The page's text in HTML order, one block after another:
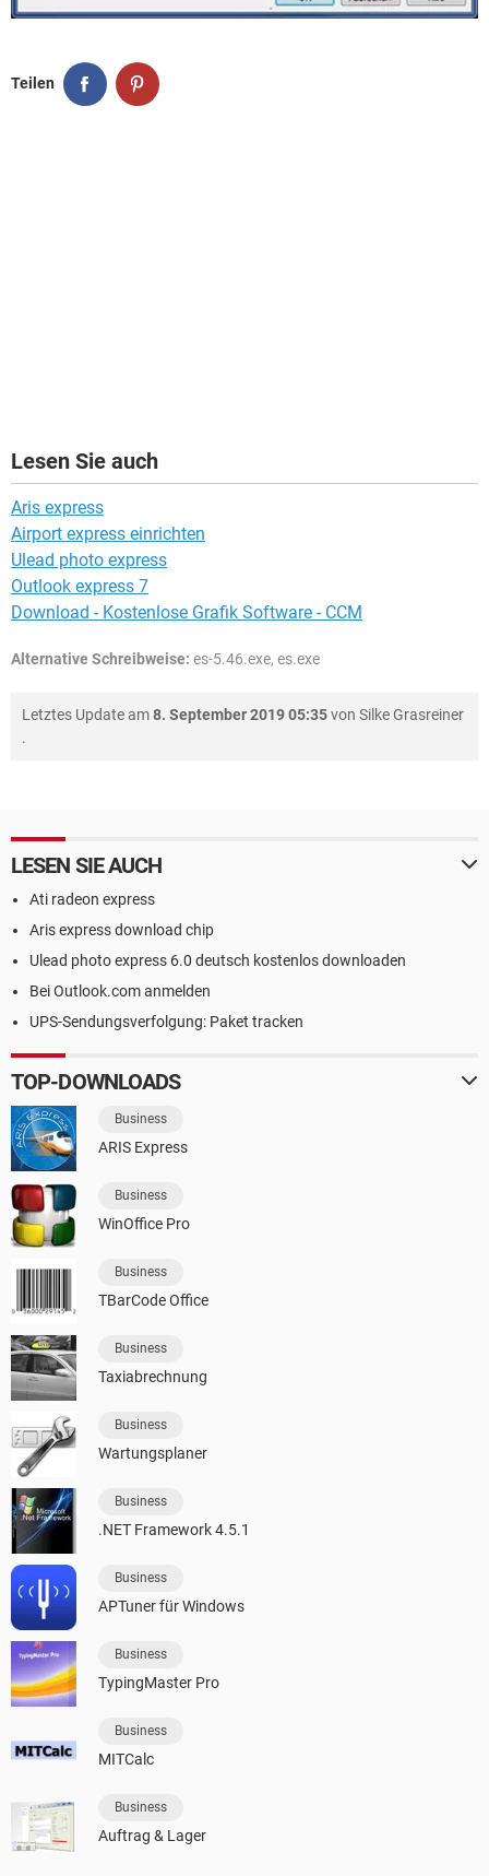
Teilen
Lesen Sie auch
Aris express
Airport express einrichten
Ulead photo express
Outlook express 7
Download - Kostenlose Grafik Software - CCM
Alternative Schreibweise: es-5.46.exe, es.exe
Letztes Update am8. September 2019 05:35von Silke Grasreiner
.
LESEN SIE AUCH
Ati radeon express
Aris express download chip
Ulead photo express 6.0 deutsch kostenlos downloaden
Bei Outlook.com anmelden
UPS-Sendungsverfolgung: Paket tracken
TOP-DOWNLOADS
Business
ARIS Express
Business
WinOffice Pro
Business
TBarCode Office
Business
Taxiabrechnung
Business
Wartungsplaner
Business
.NET Framework 4.5.1
Business
APTuner für Windows
Business
TypingMaster Pro
Business
MITCalc
Business
Auftrag & Lager